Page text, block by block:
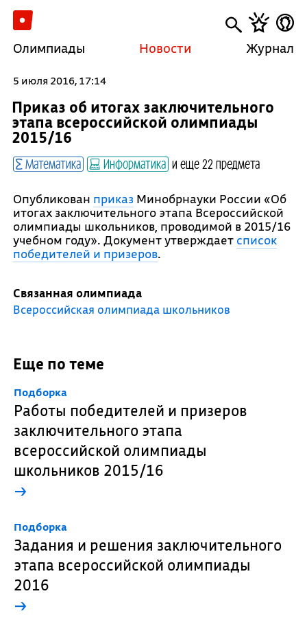
Олимпиады Новости Журнал
5 июля 2016, 17:14
Приказ об итогах заключительного
этапа всероссийской олимпиады
2015/16
Математика Информатика и еще 22 предмета
Опубликован приказМинобрнауки России «Об
итогах заключительного этапа Всероссийской
олимпиады школьников, проводимой в 2015/16
учебном году». Документ утверждает список
победителей и призеров.
Связанная олимпиада
Всероссийская олимпиада школьников
Еще по теме
Подборка
Работы победителей и призеров
заключительного этапа
всероссийской олимпиады
школьников 2015/16
→
Подборка
Задания и решения заключительного
этапа всероссийской олимпиады
2016
→